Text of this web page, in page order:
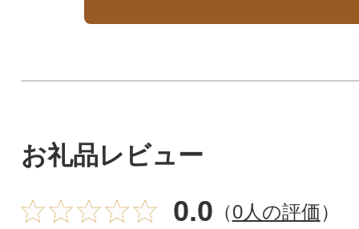
お礼品レビュー
0.0 （0人の評価）